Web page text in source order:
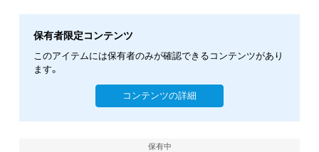
保有者限定コンテンツ
このアイテムには保有者のみが確認できるコンテンツがあり
ます。
コンテンツの詳細
保有中